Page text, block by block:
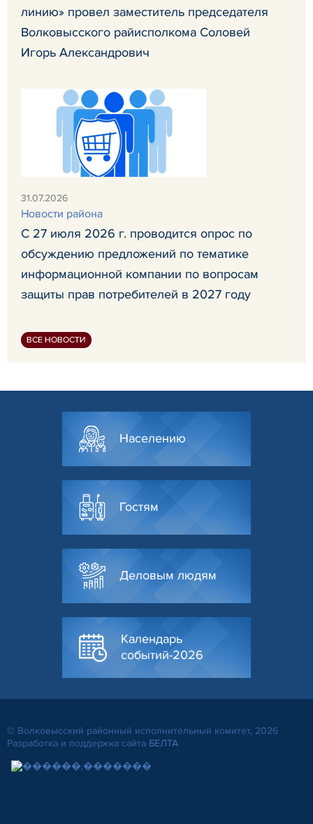
линию» провел заместитель председателя
Волковысского райисполкома Соловей
Игорь Александрович
31.07.2026
Новости района
С 27 июля 2026 г. проводится опрос по
обсуждению предложений по тематике
информационной компании по вопросам
защиты прав потребителей в 2027 году
ВСЕ НОВОСТИ
Населению
Гостям
Деловым людям
Календарь
событий-2026
© Волковысский районный исполнительный комитет, 2026
Разработка и поддержка сайта БЕЛТА